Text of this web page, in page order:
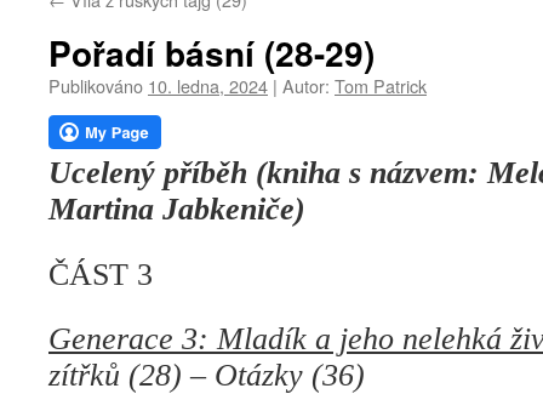
webu
Pořadí básní (28-29)
Publikováno 10. ledna, 2024 | Autor: Tom Patrick
Ucelený příběh (kniha s názvem:
Martina Jabkeniče)
ČÁST 3
Generace 3: Mladík a jeho nelehká
zítřků (28) – Otázky (36)